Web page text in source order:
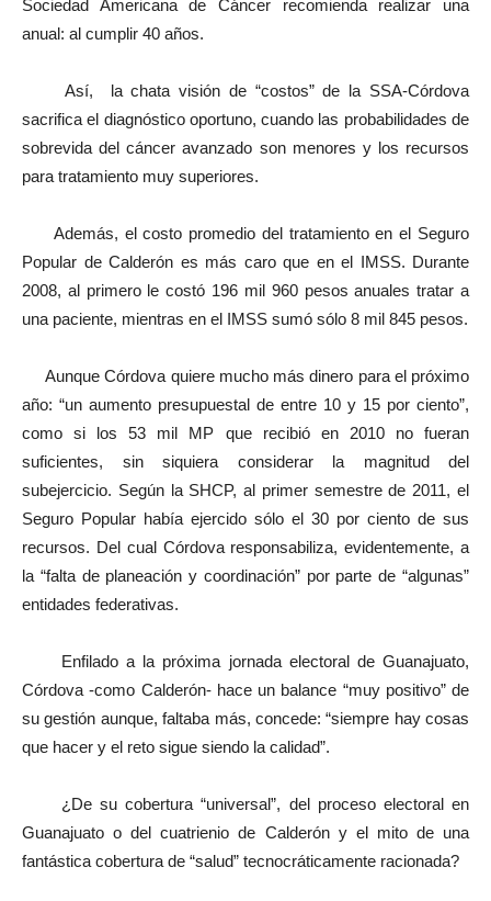
Sociedad Americana de Cáncer recomienda realizar una
anual: al cumplir 40 años.
Así, la chata visión de “costos” de la SSA-Córdova
sacrifica el diagnóstico oportuno, cuando las probabilidades de
sobrevida del cáncer avanzado son menores y los recursos
para tratamiento muy superiores.
Además, el costo promedio del tratamiento en el Seguro
Popular de Calderón es más caro que en el IMSS. Durante
2008, al primero le costó 196 mil 960 pesos anuales tratar a
una paciente, mientras en el IMSS sumó sólo 8 mil 845 pesos.
Aunque Córdova quiere mucho más dinero para el próximo
año: “un aumento presupuestal de entre 10 y 15 por ciento”,
como si los 53 mil MP que recibió en 2010 no fueran
suficientes, sin siquiera considerar la magnitud del
subejercicio. Según la SHCP, al primer semestre de 2011, el
Seguro Popular había ejercido sólo el 30 por ciento de sus
recursos. Del cual Córdova responsabiliza, evidentemente, a
la “falta de planeación y coordinación” por parte de “algunas”
entidades federativas.
Enfilado a la próxima jornada electoral de Guanajuato,
Córdova -como Calderón- hace un balance “muy positivo” de
su gestión aunque, faltaba más, concede: “siempre hay cosas
que hacer y el reto sigue siendo la calidad”.
¿De su cobertura “universal”, del proceso electoral en
Guanajuato o del cuatrienio de Calderón y el mito de una
fantástica cobertura de “salud” tecnocráticamente racionada?